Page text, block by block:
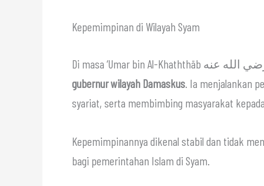
Kepemimpinan di Wilayah Syam
gubernur wilayah Damaskus. Ia menjalankan
syariat, serta membimbing masyarakat
Kepemimpinannya dikenal stabil dan tidak
bagi pemerintahan Islam di Syam.